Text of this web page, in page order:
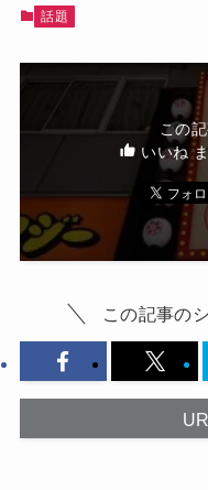
話題
この
いいね
この記事の